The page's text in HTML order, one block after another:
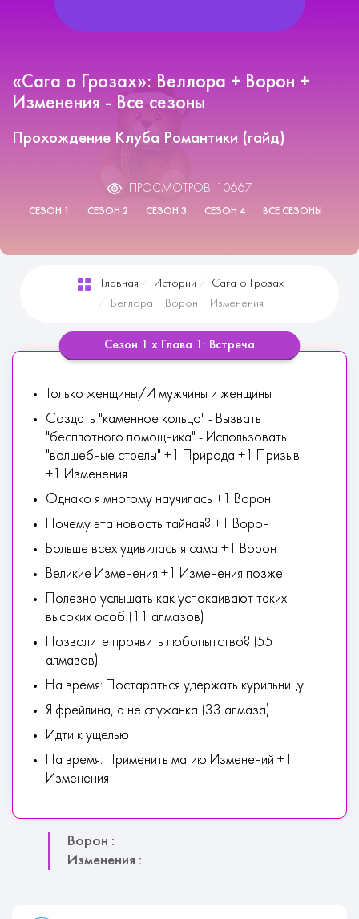
«Сага о Грозах»: Веллора + Ворон +
Изменения - Все сезоны
Прохождение Клуба Романтики (гайд)
ПРОСМОТРОВ: 10667
СЕЗОН 1 СЕЗОН 2 СЕЗОН 3 СЕЗОН 4 ВСЕ СЕЗОНЫ
Главная Истории
Сага о Грозах
Веллора + Ворон + Изменения
Сезон 1 х Глава 1: Встреча
Только женщины/И мужчины и женщины
Создать "каменное кольцо" - Вызвать
"бесплотного помощника" - Использовать
"волшебные стрелы" +1 Природа +1 Призыв
+1 Изменения
Однако я многому научилась +1 Ворон
Почему эта новость тайная? +1 Ворон
Больше всех удивилась я сама +1 Ворон
Великие Изменения +1 Изменения позже
Полезно услышать как успокаивают таких
высоких особ (11 алмазов)
Позволите проявить любопытство? (55
алмазов)
На время: Постараться удержать курильницу
Я фрейлина, а не служанка (33 алмаза)
Идти к ущелью
На время: Применить магию Изменений +1
Изменения
Ворон :
Изменения :